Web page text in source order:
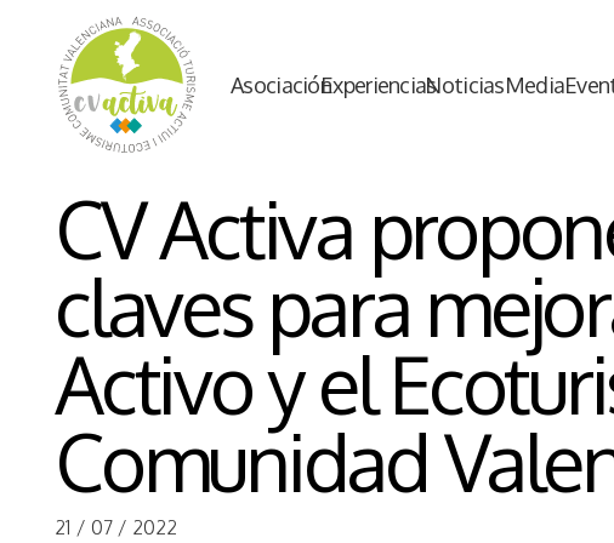
AsociaciónExperienciasNoticiasMedia
CV Activa
claves para
Activo y el
Comunidad
21 / 07 / 2022